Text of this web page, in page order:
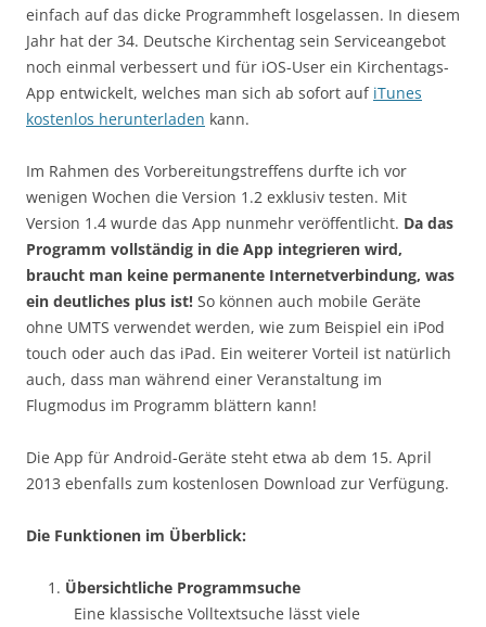
einfach auf das dicke Programmheft losgelassen. In diesem
Jahr hat der 34. Deutsche Kirchentag sein Serviceangebot
noch einmal verbessert und für iOS-User ein Kirchentags-
App entwickelt, welches man sich ab sofort auf iTunes
kostenlos herunterladen kann.
Im Rahmen des Vorbereitungstreffens durfte ich vor
wenigen Wochen die Version 1.2 exklusiv testen. Mit
Version 1.4 wurde das App nunmehr veröffentlicht. Da das
Programm vollständig in die App integrieren wird,
braucht man keine permanente Internetverbindung, was
ein deutliches plus ist! So können auch mobile Geräte
ohne UMTS verwendet werden, wie zum Beispiel ein iPod
touch oder auch das iPad. Ein weiterer Vorteil ist natürlich
auch, dass man während einer Veranstaltung im
Flugmodus im Programm blättern kann!
Die App für Android-Geräte steht etwa ab dem 15. April
2013 ebenfalls zum kostenlosen Download zur Verfügung.
Die Funktionen im Überblick:
Übersichtliche Programmsuche
Eine klassische Volltextsuche lässt viele